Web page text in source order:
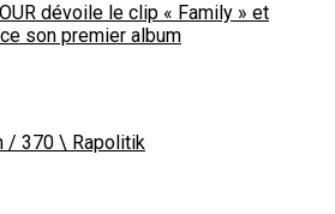
dévoile le clip « Family » et
son premier album
/ 370 \ Rapolitik